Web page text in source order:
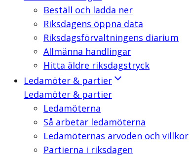
Beställ och ladda ner
Riksdagens öppna data
Riksdagsförvaltningens diarium
Allmänna handlingar
Hitta äldre riksdagstryck
Ledamöter & partier
Ledamöter & partier
Ledamöterna
Så arbetar ledamöterna
Ledamöternas arvoden och villkor
Partierna i riksdagen